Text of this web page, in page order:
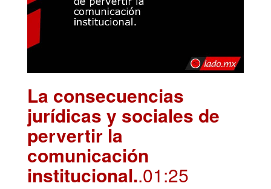
La consecuencias
jurídicas y sociales de
pervertir la
comunicación
institucional..01:25